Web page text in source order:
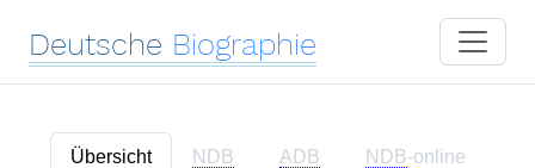
Deutsche Biographie
Übersicht NDB ADB NDB-online